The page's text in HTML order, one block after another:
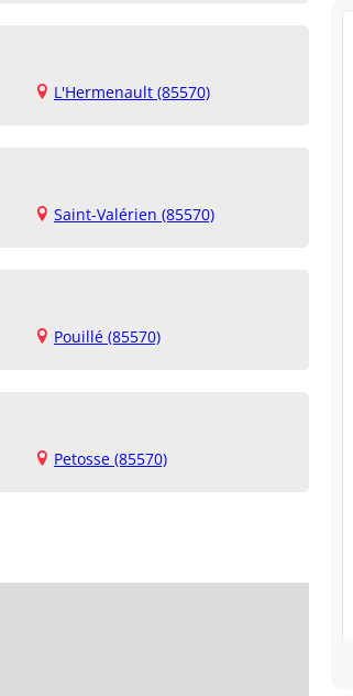
L'Hermenault (85570)
Saint-Valérien (85570)
Pouillé (85570)
Petosse (85570)